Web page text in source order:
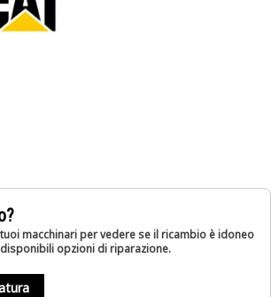
macchinari per vedere se il ricambio è idoneo
opzioni di riparazione.